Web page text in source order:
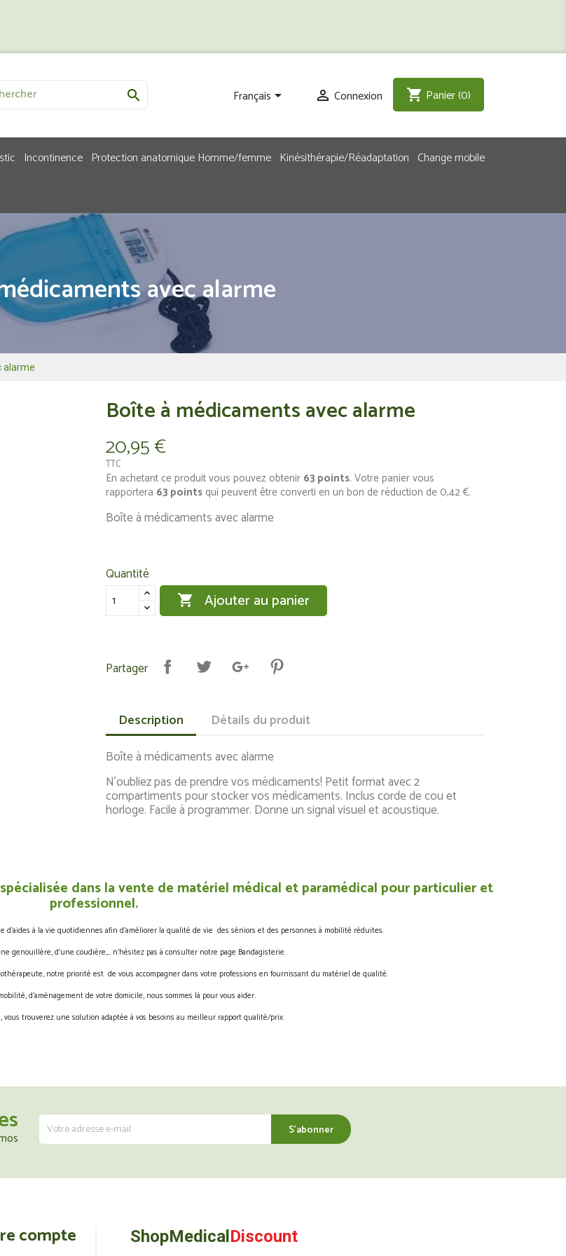
 Français  Connexion shopping_cart Panier(0)
Incontinence Protection anatomique Homme/femme Kinésithérapie/Réadaptation Change mobile
avec alarme
alarme
Boîte à médicaments avec alarme
20,95 €
TTC
En achetant ce produit vous pouvez obtenir 63 points. Votre panier vous
rapportera 63 points qui peuvent être converti en un bon de réduction de 0,42 €.
Boîte à médicaments avec alarme
Quantité
 Ajouter au panier
Partager
Description Détails du produit
Boîte à médicaments avec alarme
N'oubliez pas de prendre vos médicaments! Petit format avec 2
compartiments pour stocker vos médicaments. Inclus corde de cou et
horloge. Facile à programmer. Donne un signal visuel et acoustique.
dans la vente de matériel médical et paramédical pour particulier et
professionnel.
d’aides à la vie quotidiennes afin d’améliorer la qualité de vie des séniors et des personnes à mobilité réduites.
genouillère, d’une coudière,… n’hésitez pas à consulter notre page Bandagisterie.
notre priorité est de vous accompagner dans votre professions en fournissant du matériel de qualité.
d’aménagement de votre domicile, nous sommes là pour vous aider.
vous trouverez une solution adaptée à vos besoins au meilleur rapport qualité/prix.
compte ShopMedical Discount